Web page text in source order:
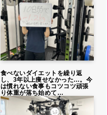
食べないダイエットを繰り返
し、3年以上痩せなかった…。今
は慣れない食事もコツコツ頑張
り体重が落ち始めて…